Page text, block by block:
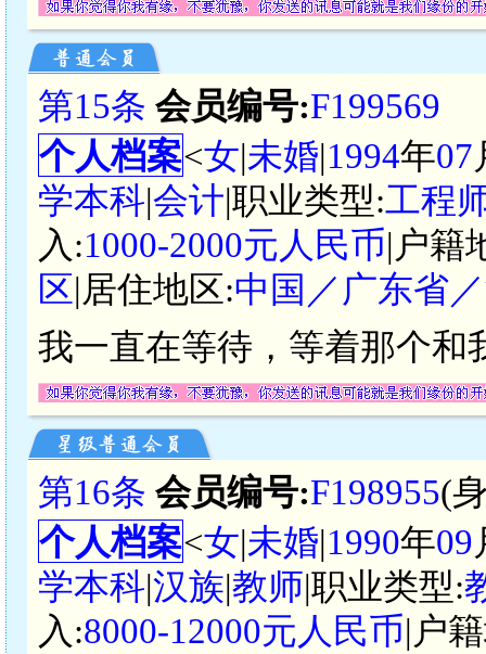
第15条 会员编号:F199569
个人档案<女|未婚|1994年07
学本科|会计|职业类型:工程
入:1000-2000元人民币|户籍
区|居住地区:中国／广东省
我一直在等待，等着那个和
第16条 会员编号:F198955(
个人档案<女|未婚|1990年09
学本科|汉族|教师|职业类型:
入:8000-12000元人民币|户